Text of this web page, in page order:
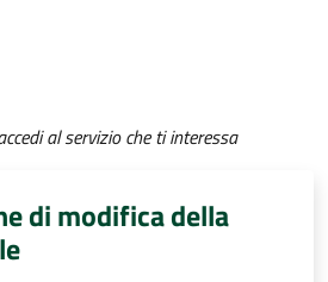
al servizio che ti interessa
di modifica della